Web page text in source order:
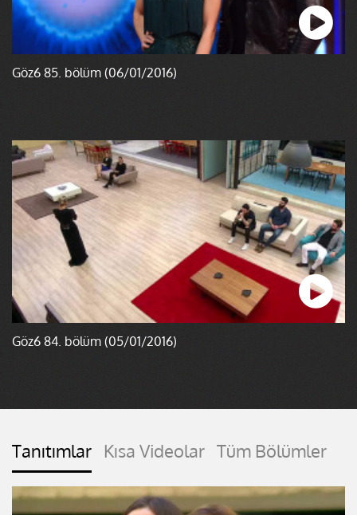
Göz6 85. bölüm (06/01/2016)
Göz6 84. bölüm (05/01/2016)
Tanıtımlar Kısa Videolar Tüm Bölümler